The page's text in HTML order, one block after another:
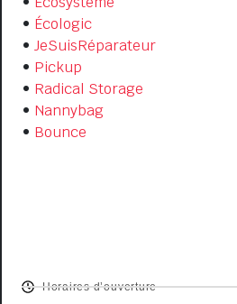
• Écologic
•JeSuisRéparateur
• Pickup
• Radical Storage
• Nannybag
• Bounce
Horaires d’ouverture